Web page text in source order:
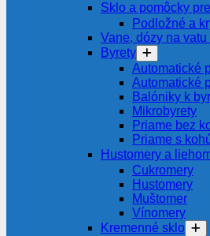
Sklo a pomôcky
Podložné a
Vane, dózy na
Byrety
Automatické
Automatické
Balóniky k
Mikrobyrety
Priame bez
Priame s
Hustomery a
Cukromery
Hustomery
Muštomer
Vínomery
Kremenné sklo